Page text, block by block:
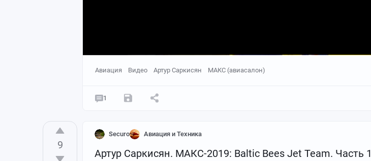
Авиация Видео Артур Саркисян МАКС (авиасалон)
1
9
Securo Авиация и Техника
Артур Саркисян. МАКС-2019: Baltic Bees Jet Team. Часть 1